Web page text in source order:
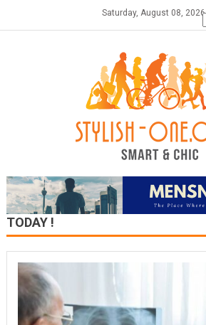
Saturday, August 08, 2026
TODAY !